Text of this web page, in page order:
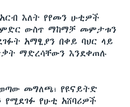
እለት የየመን ሁቲዎች
ውስጥ ማከማቻ መምታቱን
አማፂያን በቀይ ባህር ላይ
ማድረሳቸውን እንደቀጠሉ
መግለጫ፣ የዩናይትድ
የሁቲ አሸባሪዎች